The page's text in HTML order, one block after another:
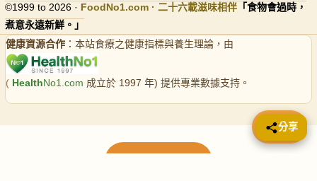
©1999 to 2026 · FoodNo1.com · 二十六載滋味相伴 「食物會過時，
煮意永遠新鮮。」
健康資源合作 ：本站食療之健康指標與養生理論，由
( HealthNo1.com 成立於 1997 年) 提供專業數據支持。
📤 分享
分享